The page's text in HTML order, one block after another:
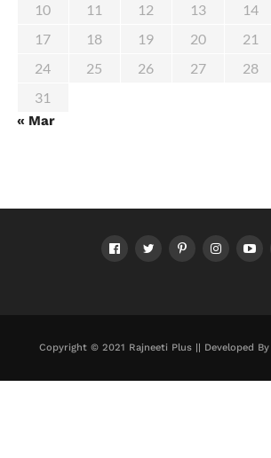
10
11 12 13 14
17
18 19 20 21
24
25 26 27 28
31
« Mar
Copyright © 2021 Rajneeti Plus || Developed By